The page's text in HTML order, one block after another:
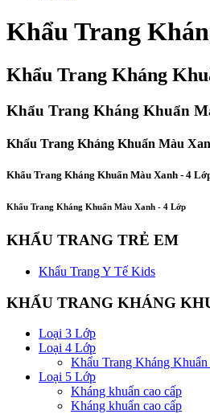
Khẩu Trang
Khẩu Trang Kháng
Khẩu Trang Kháng Khuẩn
Khẩu Trang Kháng Khuẩn Màu
Khẩu Trang Kháng Khuẩn Màu Xanh - 4
Khẩu Trang Kháng Khuẩn Màu Xanh - 4 Lớp
KHẨU TRANG TRẺ EM
Khẩu Trang Y Tế Kids
KHẨU TRANG KHÁNG
Loại 3 Lớp
Loại 4 Lớp
Khẩu Trang Kháng Khuẩn
Loại 5 Lớp
Kháng khuẩn cao cấp
Kháng khuẩn cao cấp